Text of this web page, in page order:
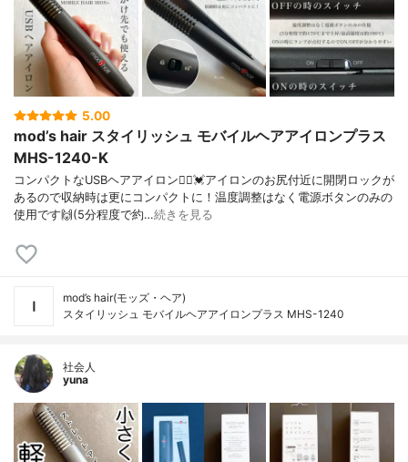
5.00
mod’s hair スタイリッシュ モバイルヘアアイロンプラス
MHS-1240-K
コンパクトなUSBヘアアイロン🙆‍♀️💓アイロンのお尻付近に開閉ロックが
あるので収納時は更にコンパクトに！温度調整はなく電源ボタンのみの
使用です🙌(5分程度で約…続きを見る
mod’s hair(モッズ・ヘア)
スタイリッシュ モバイルヘアアイロンプラス MHS-1240
社会人
yuna